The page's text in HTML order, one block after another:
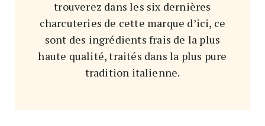
trouverez dans les six dernières
charcuteries de cette marque d’ici, ce
sont des ingrédients frais de la plus
haute qualité, traités dans la plus pure
tradition italienne.